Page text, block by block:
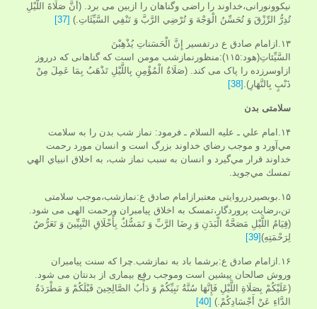
نیکوونورانی،خداوند را راضی وگناهان را ازبین می برد. (أَنَّ صَلَاةَ اللَّيْلِ‏
تُدِرُّ الرِّزْقَ‏ وَ تُحَسِّنُ الْوَجْهَ وَ تُرْضِي الرَّبَّ وَ تَنْفِي السَّيِّئَاتِ.) [37]
۱۳.ازامام صادق ع درتفسیر إِنَّ الْحَسَناتِ يُذْهِبْنَ
السَّيِّئاتِ‏(هود:۱۱۵):منظورنمازشب مومن است که گناهانی که درروز
ازاوسرزده را پاک می کند. (صَلَاةُ الْمُؤْمِنِ بِاللَّيْلِ تَذْهَبُ بِمَا عَمِلَ مِنْ
ذَنْبٍ بِالنَّهَارِ). [38]
سلامتی بدن
۱۴.امام علي ـ عليه السلام ـ فرمود: نماز شب بدن را به سلامت
مي‌آورد و موجب رضاي خداوند بزرگ است و انسان مورد رحمت
خداوند قرار مي‌گيرد و انسان به سبب نماز شب، به اخلاق انبياي الهي
تمسك مي‌جويد.
۱۵.بوبصیردرروایتی معتبرازامام صادق ع:نمازشب،موجب سلامتی
تن،رضایت پروردگار،تمسک به اخلاق پیامبران ورحمت الهی می شود.
(قِيَامُ‏ اللَّيْلِ‏ مَصَحَّةُ الْبَدَنِ وَ رِضَا الرَّبِّ وَ تَمَسُّكٌ بِأَخْلَاقِ النَّبِيِّينَ وَ تَعَرُّضٌ
لِرَحْمَتِهِ)[39]
۱۶.ازامام صادق ع:برشما باد به نمازشب.چرا که سنت پیامبران
وروش صالحان پیشین است وموجب رفع بیماری از بدنتان می شود.
(عَلَيْكُمْ بِصَلَاةِ اللَّيْلِ فَإِنَّهَا سُنَّةُ نَبِيِّكُمْ وَ دَأْبُ‏ الصَّالِحِينَ‏ قَبْلَكُمْ وَ مَطْرَدَةُ
الدَّاءِ عَنْ أَجْسَادِكُمْ.) [40]